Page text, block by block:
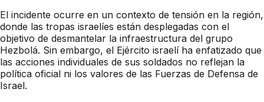
El incidente ocurre en un contexto de tensión en la región,
donde las tropas israelíes están desplegadas con el
objetivo de desmantelar la infraestructura del grupo
Hezbolá. Sin embargo, el Ejército israelí ha enfatizado que
las acciones individuales de sus soldados no reflejan la
política oficial ni los valores de las Fuerzas de Defensa de
Israel.